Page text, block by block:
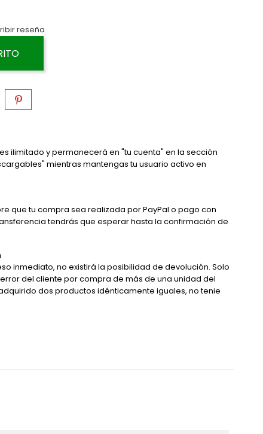
reseña
ilimitado y permanecerá en "tu cuenta" en la sección
mientras mantengas tu usuario activo en
que tu compra sea realizada por PayPal o pago con
tendrás que esperar hasta la confirmación de
inmediato, no existirá la posibilidad de devolución. Solo
del cliente por compra de más de una unidad del
dos productos idénticamente iguales, no tenie